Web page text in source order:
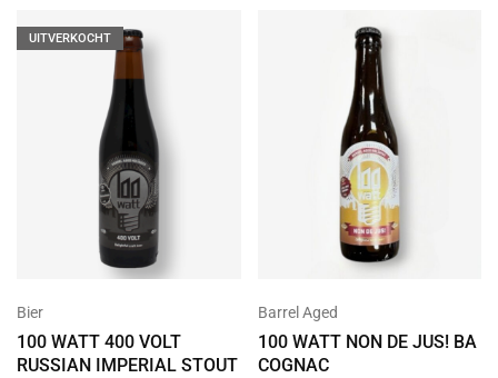
UITVERKOCHT
Bier
100 WATT 400 VOLT
RUSSIAN IMPERIAL STOUT
Barrel Aged
100 WATT NON DE JUS! BA
COGNAC